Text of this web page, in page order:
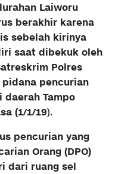
Laiworu
berakhir karena
sebelah kirinya
saat dibekuk oleh
Polres
pencurian
daerah Tampo
(1/1/19).
pencurian yang
Orang (DPO)
dari ruang sel